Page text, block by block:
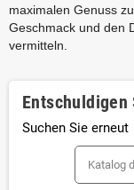
maximalen Genuss
Geschmack und den
vermitteln.
Suchen Sie erneut